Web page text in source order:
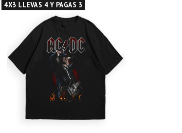
4X3 LLEVAS 4 Y PAGAS 3